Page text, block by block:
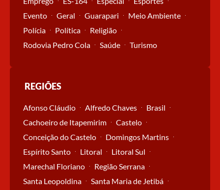
Evento
Geral Guarapari
Meio Ambiente
Polícia
Política
Religião
Rodovia Pedro Cola
Saúde Turismo
REGIÕES
Afonso Cláudio Alfredo Chaves
Brasil
Cachoeiro de Itapemirim
Castelo
Conceição do Castelo
Domingos Martins
Espírito Santo
Litoral
Litoral Sul
Marechal Floriano
Região Serrana
Santa Leopoldina
Santa Maria de Jetibá